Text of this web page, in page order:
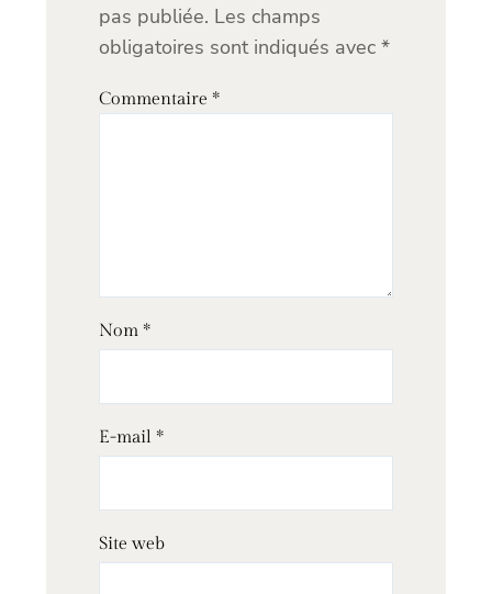
pas publiée. Les champs
obligatoires sont indiqués avec *
Commentaire *
Nom *
E-mail *
Site web